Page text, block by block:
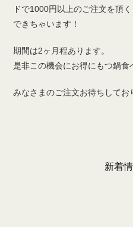
ドで1000円以上のご注文を頂
できちゃいます！
期間は2ヶ月程あります。
是非この機会にお得にもつ鍋食
みなさまのご注文お待ちしてお
新着